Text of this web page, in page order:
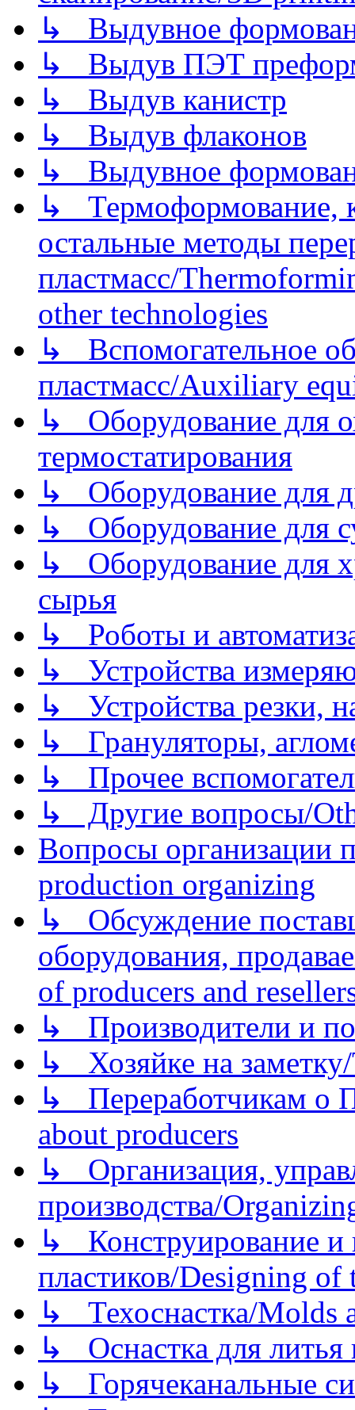
↳ Выдувное
↳ Выдув ПЭТ
↳ Выдув канистр
↳ Выдув флаконов
↳ Выдувное
↳ Термоформование,
остальные методы
пластмасс/
other technologies
↳ Вспомогательное
пластмасс/Auxiliary
↳ Оборудование для
термостатирования
↳ Оборудование для
↳ Оборудование для
↳ Оборудование для
сырья
↳ Роботы и
↳ Устройства
↳ Устройства резки,
↳ Грануляторы,
↳ Прочее
↳ Другие вопросы/
Вопросы организации
production organizing
↳ Обсуждение
оборудования,
of producers and
↳ Производители и
↳ Хозяйке на
↳ Переработчикам о
about producers
↳ Организация,
производства/
↳ Конструирование и
пластиков/Designing of
↳ Техоснастка/Molds
↳ Оснастка для литья
↳ Горячеканальные